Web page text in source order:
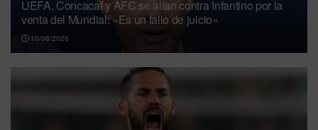
UEFA, Concacaf y AFC se alían contra Infantino por la
venta del Mundial: «Es un fallo de juicio»
10/08/2026